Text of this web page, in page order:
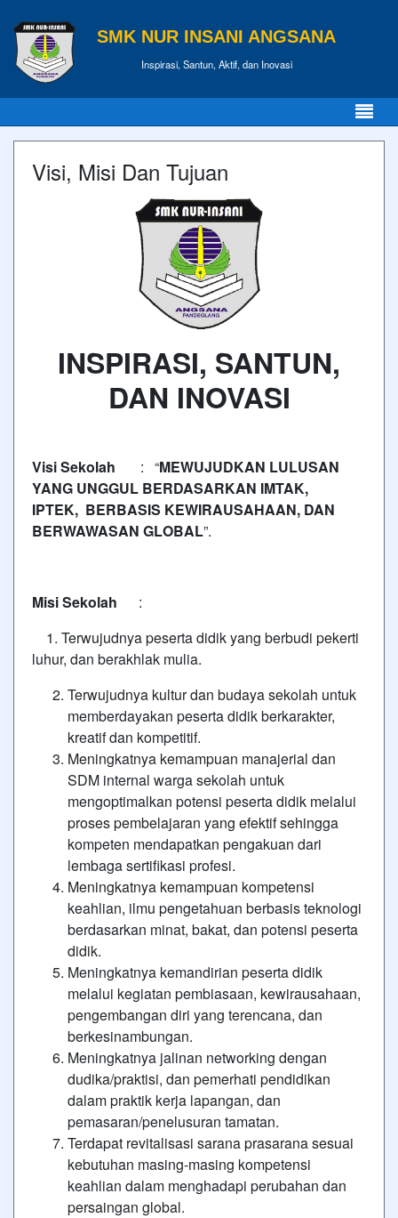
SMK NUR INSANI ANGSANA
Inspirasi, Santun, Aktif, dan Inovasi
Visi, Misi Dan Tujuan
INSPIRASI, SANTUN,
DAN INOVASI
Visi Sekolah : “MEWUJUDKAN LULUSAN
YANG UNGGUL BERDASARKAN IMTAK,
IPTEK, BERBASIS KEWIRAUSAHAAN, DAN
BERWAWASAN GLOBAL”.
Misi Sekolah :
1. Terwujudnya peserta didik yang berbudi pekerti
luhur, dan berakhlak mulia.
Terwujudnya kultur dan budaya sekolah untuk
memberdayakan peserta didik berkarakter,
kreatif dan kompetitif.
Meningkatnya kemampuan manajerial dan
SDM internal warga sekolah untuk
mengoptimalkan potensi peserta didik melalui
proses pembelajaran yang efektif sehingga
kompeten mendapatkan pengakuan dari
lembaga sertifikasi profesi.
Meningkatnya kemampuan kompetensi
keahlian, ilmu pengetahuan berbasis teknologi
berdasarkan minat, bakat, dan potensi peserta
didik.
Meningkatnya kemandirian peserta didik
melalui kegiatan pembiasaan, kewirausahaan,
pengembangan diri yang terencana, dan
berkesinambungan.
Meningkatnya jalinan networking dengan
dudika/praktisi, dan pemerhati pendidikan
dalam praktik kerja lapangan, dan
pemasaran/penelusuran tamatan.
Terdapat revitalisasi sarana prasarana sesuai
kebutuhan masing-masing kompetensi
keahlian dalam menghadapi perubahan dan
persaingan global.